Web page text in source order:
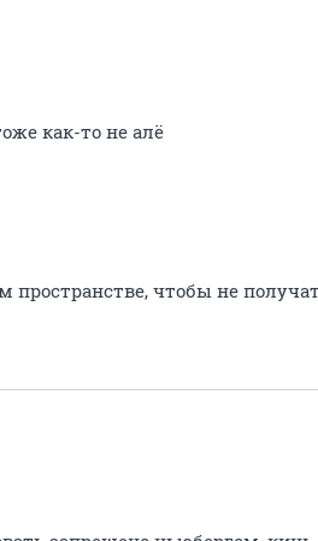
как-то не алё
пространстве, чтобы не